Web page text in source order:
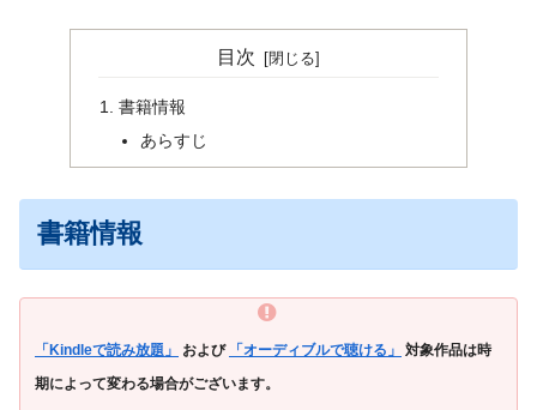
目次
書籍情報
あらすじ
書籍情報
「Kindleで読み放題」 および 「オーディブルで聴ける」
対象作品は時
期によって変わる場合がございます。